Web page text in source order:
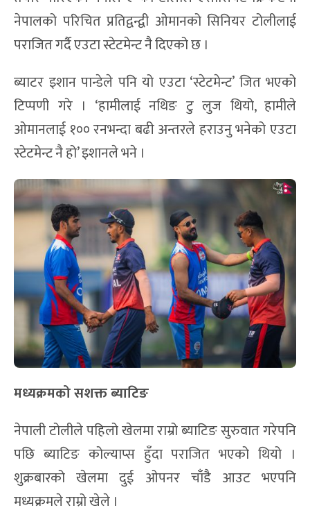
नेपालको परिचित प्रतिद्वन्द्वी ओमानको सिनियर टोलीलाई
पराजित गर्दै एउटा स्टेटमेन्ट नै दिएको छ ।
ब्याटर इशान पान्डेले पनि यो एउटा ‘स्टेटमेन्ट’ जित भएको
टिप्पणी गरे । ‘हामीलाई नथिङ टु लुज थियो, हामीले
ओमानलाई १०० रनभन्दा बढी अन्तरले हराउनु भनेको एउटा
स्टेटमेन्ट नै हो’ इशानले भने ।
मध्यक्रमको सशक्त ब्याटिङ
नेपाली टोलीले पहिलो खेलमा राम्रो ब्याटिङ सुरुवात गरेपनि
पछि ब्याटिङ कोल्याप्स हुँदा पराजित भएको थियो ।
शुक्रबारको खेलमा दुई ओपनर चाँडै आउट भएपनि
मध्यक्रमले राम्रो खेले ।